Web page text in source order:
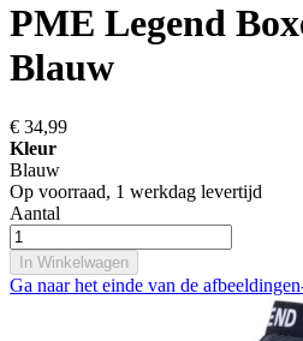
PME Legend
Blauw
€ 34,99
Kleur
Blauw
Op voorraad, 1 werkdag levertijd
Aantal
In Winkelwagen
Ga naar het einde van de